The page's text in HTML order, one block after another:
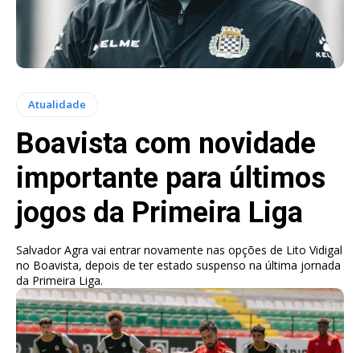
Atualidade
Boavista com novidade
importante para últimos
jogos da Primeira Liga
Salvador Agra vai entrar novamente nas opções de Lito Vidigal
no Boavista, depois de ter estado suspenso na última jornada
da Primeira Liga.